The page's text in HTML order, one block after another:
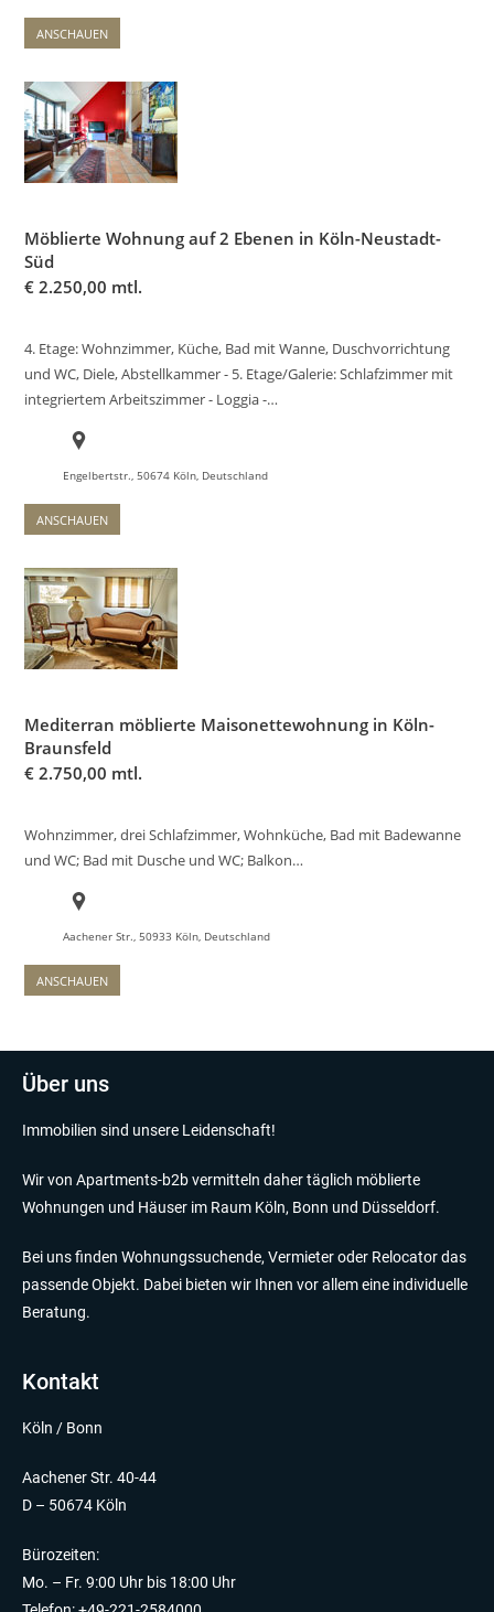
ANSCHAUEN
Möblierte Wohnung auf 2 Ebenen in Köln-Neustadt-
Süd
€ 2.250,00 mtl.
4. Etage: Wohnzimmer, Küche, Bad mit Wanne, Duschvorrichtung
und WC, Diele, Abstellkammer - 5. Etage/Galerie: Schlafzimmer mit
integriertem Arbeitszimmer - Loggia -…
Engelbertstr., 50674 Köln, Deutschland
ANSCHAUEN
Mediterran möblierte Maisonettewohnung in Köln-
Braunsfeld
€ 2.750,00 mtl.
Wohnzimmer, drei Schlafzimmer, Wohnküche, Bad mit Badewanne
und WC; Bad mit Dusche und WC; Balkon…
Aachener Str., 50933 Köln, Deutschland
ANSCHAUEN
Über uns
Immobilien sind unsere Leidenschaft!
Wir von Apartments-b2b vermitteln daher täglich möblierte
Wohnungen und Häuser im Raum Köln, Bonn und Düsseldorf.
Bei uns finden Wohnungssuchende, Vermieter oder Relocator das
passende Objekt. Dabei bieten wir Ihnen vor allem eine individuelle
Beratung.
Kontakt
Köln / Bonn
Aachener Str. 40-44
D – 50674 Köln
Bürozeiten:
Mo. – Fr. 9:00 Uhr bis 18:00 Uhr